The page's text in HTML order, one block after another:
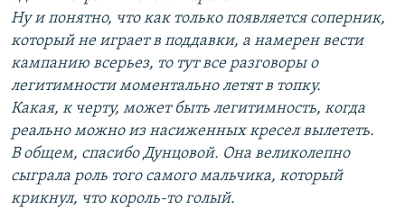
Ну и понятно, что как только появляется соперник,
который не играет в поддавки, а намерен вести
кампанию всерьез, то тут все разговоры о
легитимности моментально летят в топку.
Какая, к черту, может быть легитимность, когда
реально можно из насиженных кресел вылететь.
В общем, спасибо Дунцовой. Она великолепно
сыграла роль того самого мальчика, который
крикнул, что король-то голый.